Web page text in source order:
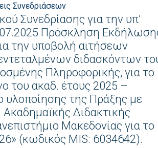
Συνεδριάσεων
Συνεδρίασης για την υπ’
Πρόσκληση
την υποβολή αιτήσεων
διδασκόντων
Πληροφορικής, για το
του ακαδ. έτους 2025 –
υλοποίησης της Πράξης με
Διδακτικής
Μακεδονίας για το
(κωδικός MIS: 6034642).